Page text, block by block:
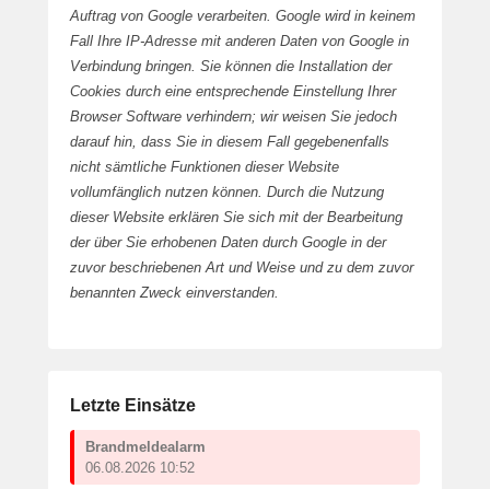
Auftrag von Google verarbeiten. Google wird in keinem
Fall Ihre IP-Adresse mit anderen Daten von Google in
Verbindung bringen. Sie können die Installation der
Cookies durch eine entsprechende Einstellung Ihrer
Browser Software verhindern; wir weisen Sie jedoch
darauf hin, dass Sie in diesem Fall gegebenenfalls
nicht sämtliche Funktionen dieser Website
vollumfänglich nutzen können. Durch die Nutzung
dieser Website erklären Sie sich mit der Bearbeitung
der über Sie erhobenen Daten durch Google in der
zuvor beschriebenen Art und Weise und zu dem zuvor
benannten Zweck einverstanden.
Letzte Einsätze
Brandmeldealarm
06.08.2026 10:52